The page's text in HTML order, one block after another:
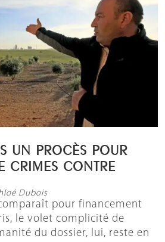
UN PROCÈS POUR
CRIMES CONTRE
Dubois
pour financement
le volet complicité de
du dossier, lui, reste en